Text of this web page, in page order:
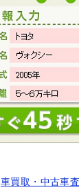
車買取・中古車